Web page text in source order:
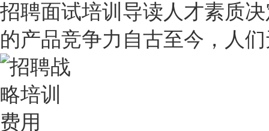
招聘面试培训导读人才素质
的产品竞争力自古至今，人